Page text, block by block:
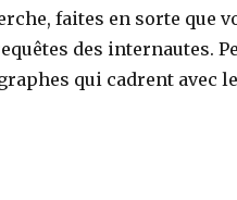
faites en sorte que
des internautes.
qui cadrent avec